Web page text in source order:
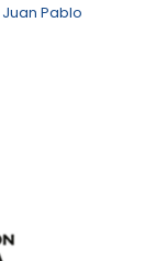
Juan Pablo